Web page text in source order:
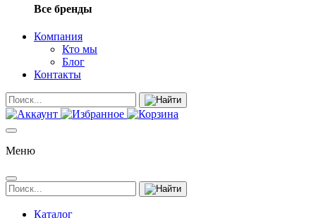
Все бренды
Компания
Кто мы
Блог
Контакты
Меню
Каталог